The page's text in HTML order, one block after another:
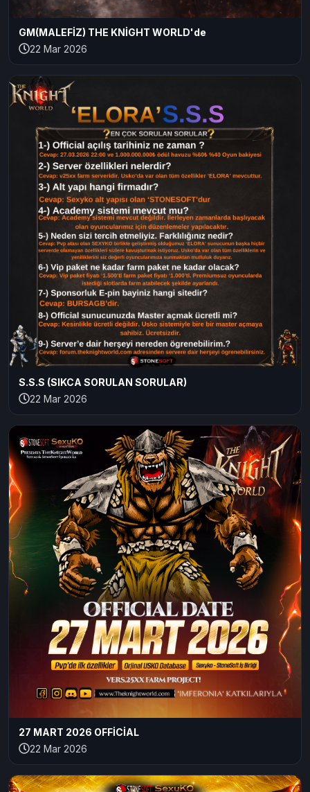
GM(MALEFİZ) THE KNİGHT WORLD'de
22 Mar 2026
S.S.S (SIKCA SORULAN SORULAR)
22 Mar 2026
27 MART 2026 OFFİCİAL
22 Mar 2026